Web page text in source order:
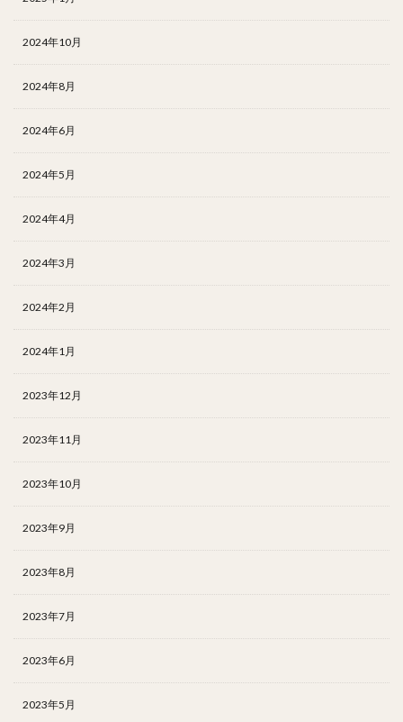
2024年10月
2024年8月
2024年6月
2024年5月
2024年4月
2024年3月
2024年2月
2024年1月
2023年12月
2023年11月
2023年10月
2023年9月
2023年8月
2023年7月
2023年6月
2023年5月